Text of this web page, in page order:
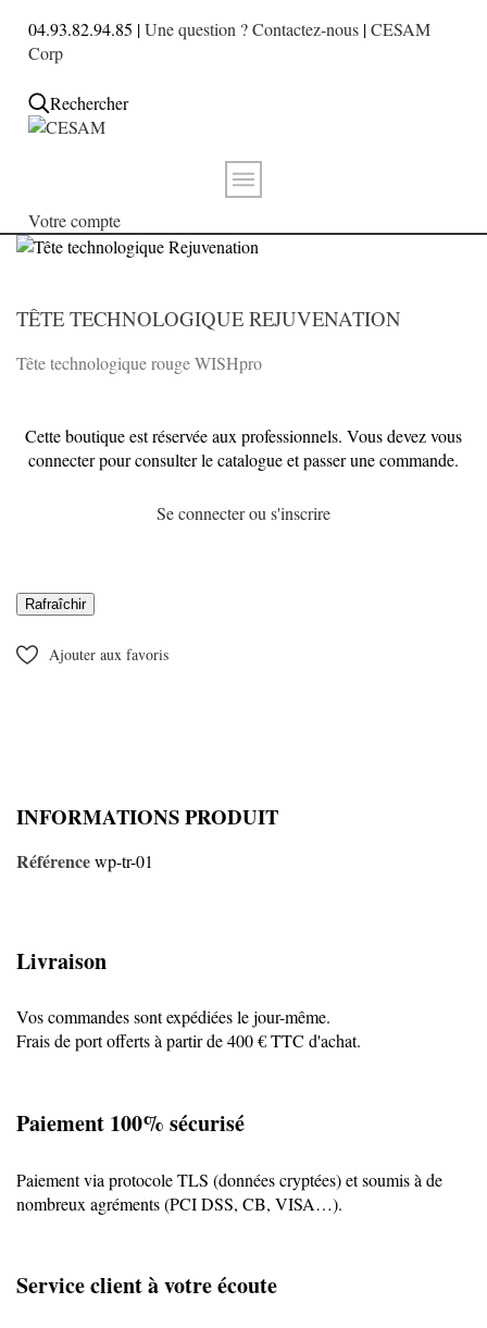
04.93.82.94.85 |Une question ? Contactez-nous |CESAM
Corp
Rechercher
Votre compte
TÊTE TECHNOLOGIQUE REJUVENATION
Tête technologique rouge WISHpro
Cette boutique est réservée aux professionnels. Vous devez vous
connecter pour consulter le catalogue et passer une commande.
Se connecter ou s'inscrire
Ajouter aux favoris
INFORMATIONS PRODUIT
Référencewp-tr-01
Livraison
Vos commandes sont expédiées le jour-même.
Frais de port offerts à partir de 400 € TTC d'achat.
Paiement 100% sécurisé
Paiement via protocole TLS (données cryptées) et soumis à de
nombreux agréments (PCI DSS, CB, VISA…).
Service client à votre écoute